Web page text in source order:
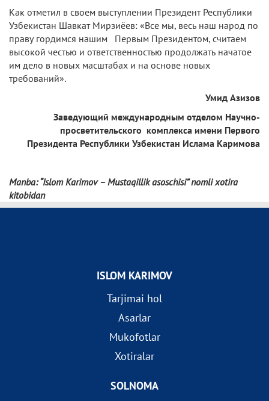
Как отметил в своем выступлении Президент Республики
Узбекистан Шавкат Мирзиёев: «Все мы, весь наш народ по
праву гордимся нашим Первым Президентом, считаем
высокой честью и ответственностью продолжать начатое
им дело в новых масштабах и на основе новых
требований».
Умид Азизов
Заведующий международным отделом Научно-
просветительского комплекса имени Первого
Президента Республики Узбекистан Ислама Каримова
Manba: “Islom Karimov – Mustaqillik asoschisi” nomli xotira
kitobidan
ISLOM KARIMOV
Tarjimai hol
Asarlar
Mukofotlar
Xotiralar
SOLNOMA